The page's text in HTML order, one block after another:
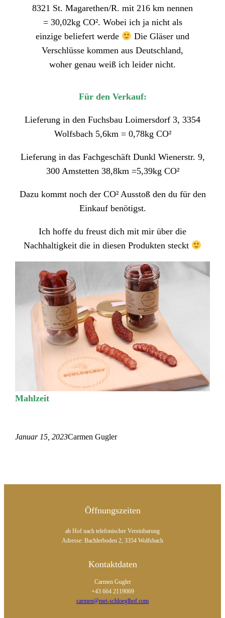
8321 St. Magarethen/R. mit 216 km nennen
= 30,02kg CO². Wobei ich ja nicht als
einzige beliefert werde
Die Gläser und
Verschlüsse kommen aus Deutschland,
woher genau weiß ich leider nicht.
Für den Verkauf:
Lieferung in den Fuchsbau Loimersdorf 3, 3354
Wolfsbach 5,6km = 0,78kg CO²
Lieferung in das Fachgeschäft Dunkl Wienerstr. 9,
300 Amstetten 38,8km =5,39kg CO²
Dazu kommt noch der CO² Ausstoß den du für den
Einkauf benötigst.
Ich hoffe du freust dich mit mir über die
Nachhaltigkeit die in diesen Produkten steckt
Mahlzeit
Januar 15, 2023Carmen Gugler
Öffnungszeiten
ab Hof nach telefonischer Vereinbarung
Adresse: Bachlerboden 2, 3354 Wolfsbach
Kontaktdaten
Carmen Gugler
+43 664 2119069
carmen@mei-schloeglhof.com